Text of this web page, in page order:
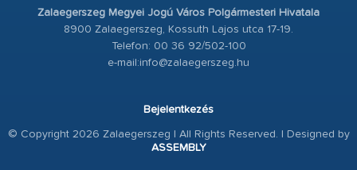
Zalaegerszeg Megyei Jogú Város Polgármesteri Hivatala
8900 Zalaegerszeg, Kossuth Lajos utca 17-19.
Telefon: 00 36 92/502-100
e-mail:info@zalaegerszeg.hu
Bejelentkezés
© Copyright 2026 Zalaegerszeg | All Rights Reserved. | Designed by
ASSEMBLY